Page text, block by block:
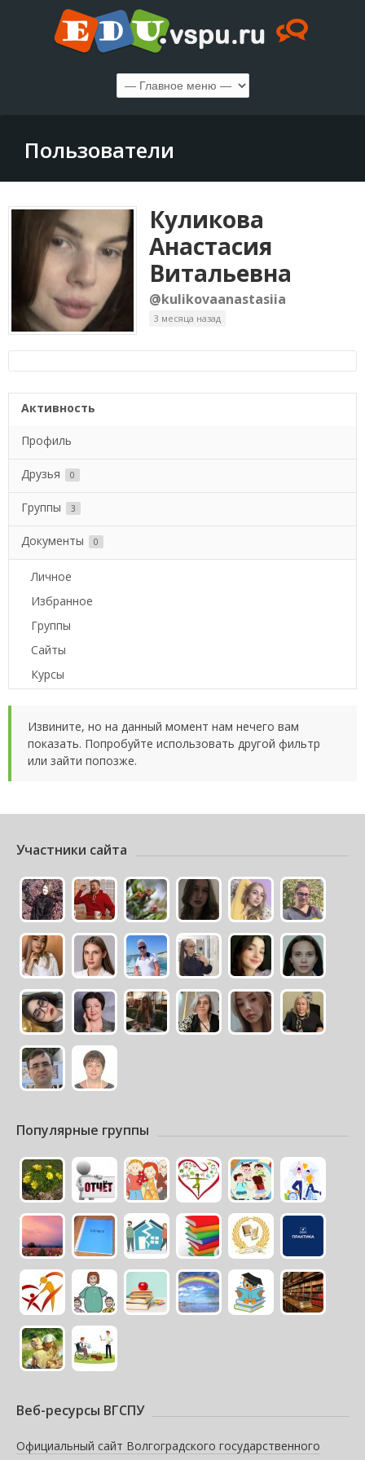
Пользователи
Куликова
Анастасия
Витальевна
@kulikovaanastasiia
3 месяца назад
Активность
Профиль
Друзья 0
Группы 3
Документы 0
Личное
Избранное
Группы
Сайты
Курсы
Извините, но на данный момент нам нечего вам
показать. Попробуйте использовать другой фильтр
или зайти попозже.
Участники сайта
Популярные группы
Веб-ресурсы ВГСПУ
Официальный сайт Волгоградского государственного